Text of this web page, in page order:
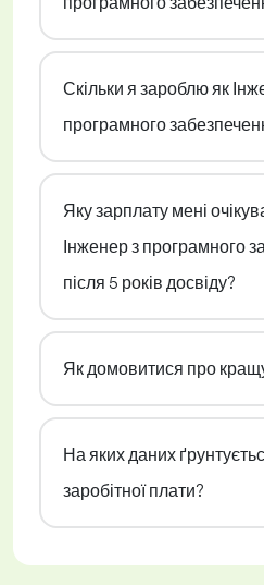
Скільки я зароблю як
програмного
Яку зарплату мені
Інженер з програмного
після 5 років досвіду?
Як домовитися про
На яких даних
заробітної плати?